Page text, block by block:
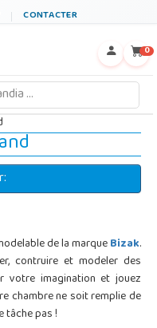
CONTACTER
0
de la marqueBizak.
contruire et modeler des
votre imagination et jouez
chambre ne soit remplie de
tâche pas !